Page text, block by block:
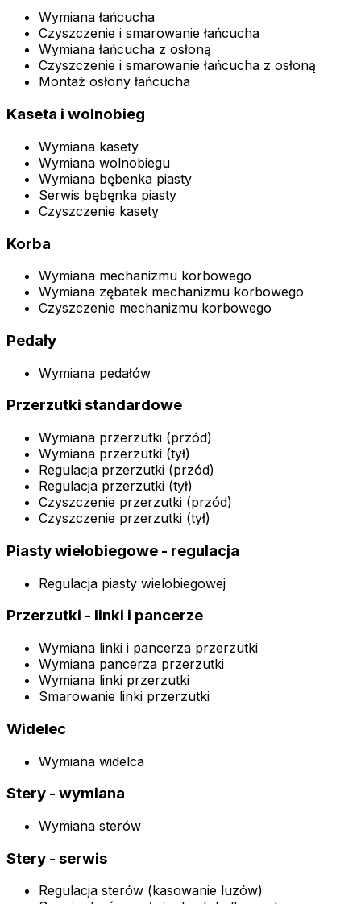
Wymiana łańcucha
Czyszczenie i smarowanie łańcucha
Wymiana łańcucha z osłoną
Czyszczenie i smarowanie łańcucha z osłoną
Montaż osłony łańcucha
Kaseta i wolnobieg
Wymiana kasety
Wymiana wolnobiegu
Wymiana bębenka piasty
Serwis bębęnka piasty
Czyszczenie kasety
Korba
Wymiana mechanizmu korbowego
Wymiana zębatek mechanizmu korbowego
Czyszczenie mechanizmu korbowego
Pedały
Wymiana pedałów
Przerzutki standardowe
Wymiana przerzutki (przód)
Wymiana przerzutki (tył)
Regulacja przerzutki (przód)
Regulacja przerzutki (tył)
Czyszczenie przerzutki (przód)
Czyszczenie przerzutki (tył)
Piasty wielobiegowe - regulacja
Regulacja piasty wielobiegowej
Przerzutki - linki i pancerze
Wymiana linki i pancerza przerzutki
Wymiana pancerza przerzutki
Wymiana linki przerzutki
Smarowanie linki przerzutki
Widelec
Wymiana widelca
Stery - wymiana
Wymiana sterów
Stery - serwis
Regulacja sterów (kasowanie luzów)